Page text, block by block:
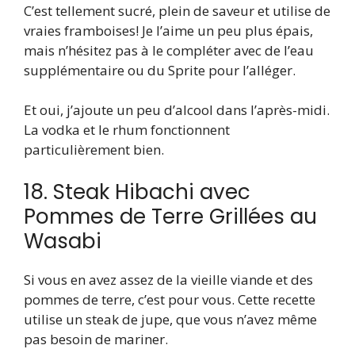
C’est tellement sucré, plein de saveur et utilise de
vraies framboises! Je l’aime un peu plus épais,
mais n’hésitez pas à le compléter avec de l’eau
supplémentaire ou du Sprite pour l’alléger.
Et oui, j’ajoute un peu d’alcool dans l’après-midi.
La vodka et le rhum fonctionnent
particulièrement bien.
18. Steak Hibachi avec
Pommes de Terre Grillées au
Wasabi
Si vous en avez assez de la vieille viande et des
pommes de terre, c’est pour vous. Cette recette
utilise un steak de jupe, que vous n’avez même
pas besoin de mariner.